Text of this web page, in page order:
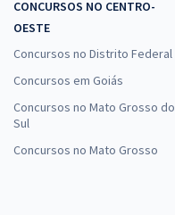
CONCURSOS NO CENTRO-
OESTE
Concursos no Distrito Federal
Concursos em Goiás
Concursos no Mato Grosso do
Sul
Concursos no Mato Grosso